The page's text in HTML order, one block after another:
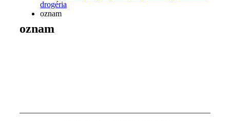
drogéria
oznam
oznam